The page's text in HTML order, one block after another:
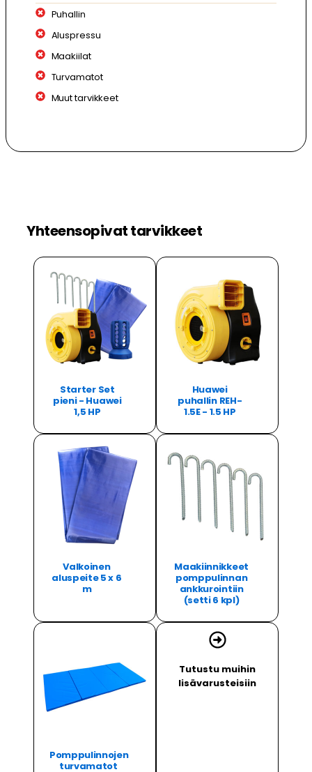
Puhallin
Aluspressu
Maakiilat
Turvamatot
Muut tarvikkeet
Yhteensopivat tarvikkeet
Starter Set
pieni - Huawei
1,5 HP
Huawei
puhallin REH-
1.5E - 1.5 HP
Valkoinen
aluspeite 5 x 6
m
Maakiinnikkeet
pomppulinnan
ankkurointiin
(setti 6 kpl)
Pomppulinnojen
turvamatot
Tutustu muihin
lisävarusteisiin